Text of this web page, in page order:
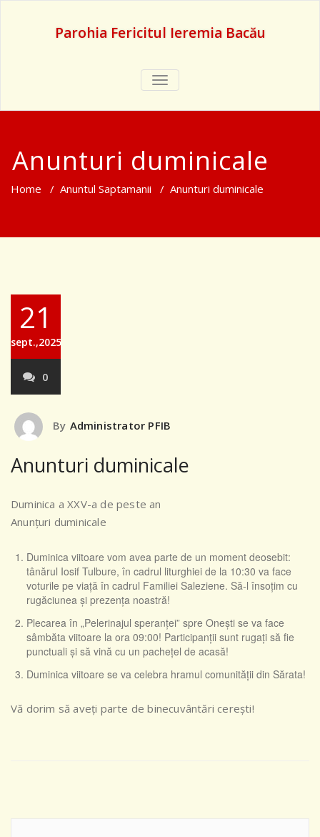
Parohia Fericitul Ieremia Bacău
TOGGLE
NAVIGATION
Anunturi duminicale
Home / Anuntul Saptamanii / Anunturi duminicale
21
sept.,2025
0
By Administrator PFIB
Anunturi duminicale
Duminica a XXV-a de peste an
Anunţuri duminicale
Duminica viitoare vom avea parte de un moment deosebit:
tânărul Iosif Tulbure, în cadrul liturghiei de la 10:30 va face
voturile pe viaţă în cadrul Familiei Saleziene. Să-l însoţim cu
rugăciunea şi prezenţa noastră!
Plecarea în „Pelerinajul speranţei” spre Oneşti se va face
sâmbăta viitoare la ora 09:00! Participanţii sunt rugaţi să fie
punctuali şi să vină cu un pacheţel de acasă!
Duminica viitoare se va celebra hramul comunităţii din Sărata!
Vă dorim să aveţi parte de binecuvântări cereşti!